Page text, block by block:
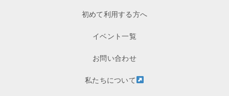
初めて利用する方へ
イベント一覧
お問い合わせ
私たちについて